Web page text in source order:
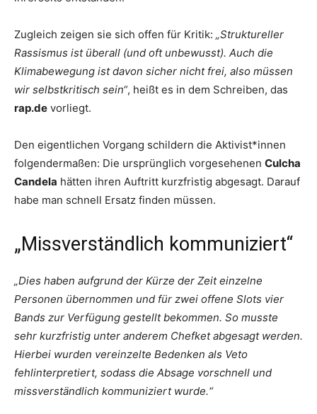
Zugleich zeigen sie sich offen für Kritik: „Struktureller
Rassismus ist überall (und oft unbewusst). Auch die
Klimabewegung ist davon sicher nicht frei, also müssen
wir selbstkritisch sein“, heißt es in dem Schreiben, das
rap.de vorliegt.
Den eigentlichen Vorgang schildern die Aktivist*innen
folgendermaßen: Die ursprünglich vorgesehenen Culcha
Candela hätten ihren Auftritt kurzfristig abgesagt. Darauf
habe man schnell Ersatz finden müssen.
„Missverständlich kommuniziert“
„Dies haben aufgrund der Kürze der Zeit einzelne
Personen übernommen und für zwei offene Slots vier
Bands zur Verfügung gestellt bekommen. So musste
sehr kurzfristig unter anderem Chefket abgesagt werden.
Hierbei wurden vereinzelte Bedenken als Veto
fehlinterpretiert, sodass die Absage vorschnell und
missverständlich kommuniziert wurde.“